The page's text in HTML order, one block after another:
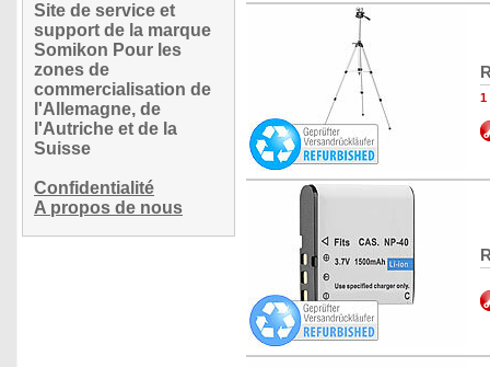
Site de service et
support de la marque
Somikon Pour les
zones de
commercialisation de
l'Allemagne, de
l'Autriche et de la
Suisse
Confidentialité
A propos de nous
1